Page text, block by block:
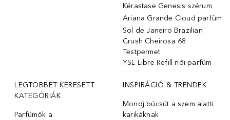
Kérastase Genesis szérum
Ariana Grande Cloud parfüm
Sol de Janeiro Brazilian
Crush Cheirosa 68
Testpermet
YSL Libre Refill női parfüm
LEGTÖBBET KERESETT
KATEGÓRIÁK
Parfümök ️a
INSPIRÁCIÓ & TRENDEK
Mondj búcsút a szem alatti
karikáknak